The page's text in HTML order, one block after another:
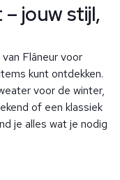
jouw stijl,
Flâneur voor
kunt ontdekken.
voor de winter,
of een klassiek
je alles wat je nodig